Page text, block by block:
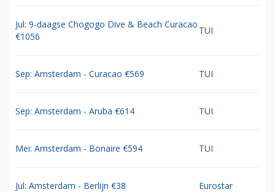
Jul: 9-daagse Chogogo Dive & Beach Curacao
€1056
TUI
Sep: Amsterdam - Curacao €569 TUI
Sep: Amsterdam - Aruba €614 TUI
Mei: Amsterdam - Bonaire €594 TUI
Jul: Amsterdam - Berlijn €38 Eurostar